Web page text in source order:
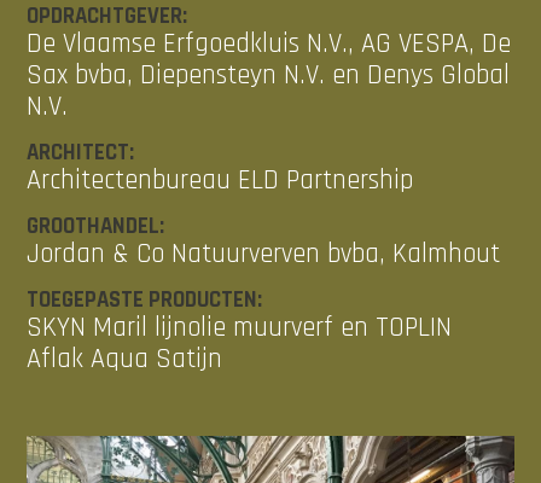
OPDRACHTGEVER:
De Vlaamse Erfgoedkluis N.V., AG VESPA, De
Sax bvba, Diepensteyn N.V. en Denys Global
N.V.
ARCHITECT:
Architectenbureau ELD Partnership
GROOTHANDEL:
Jordan & Co Natuurverven bvba, Kalmhout
TOEGEPASTE PRODUCTEN:
SKYN Maril lijnolie muurverf en TOPLIN
Aflak Aqua Satijn